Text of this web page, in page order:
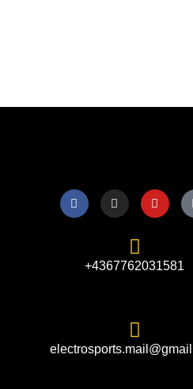
+4367762031581